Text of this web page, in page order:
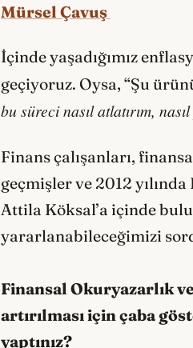
Mürsel Çavuş
İçinde yaşadığımız
geçiyoruz. Oysa, “Şu
bu süreci nasıl atlatırım,
Finans çalışanları,
geçmişler ve 2012
Attila Köksal’a içinde
yararlanabileceğimizi
Finansal Okuryazarlık
artırılması için çaba
yaptınız?